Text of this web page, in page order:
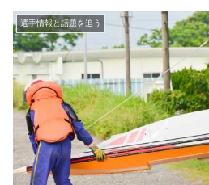
選手情報と話題を追う